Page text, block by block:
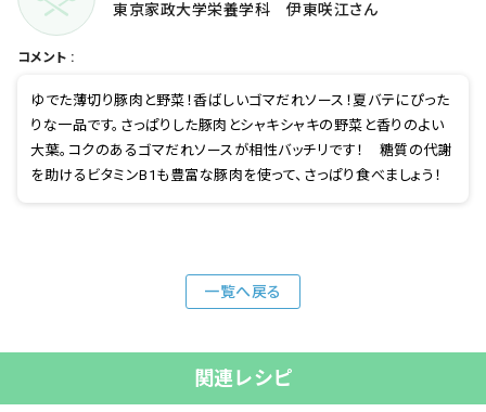
東京家政大学栄養学科 伊東咲江さん
コメント :
ゆでた薄切り豚肉と野菜！香ばしいゴマだれソース！夏バテにぴった
りな一品です。さっぱりした豚肉とシャキシャキの野菜と香りのよい
大葉。コクのあるゴマだれソースが相性バッチリです！ 糖質の代謝
を助けるビタミンB1も豊富な豚肉を使って、さっぱり食べましょう！
一覧へ戻る
関連レシピ